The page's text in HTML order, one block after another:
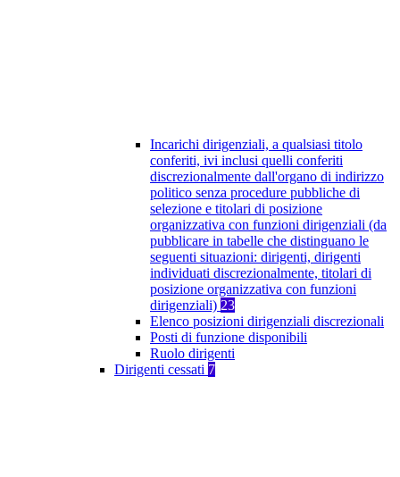
Incarichi dirigenziali, a qualsiasi titolo
conferiti, ivi inclusi quelli conferiti
discrezionalmente dall'organo di indirizzo
politico senza procedure pubbliche di
selezione e titolari di posizione
organizzativa con funzioni dirigenziali (da
pubblicare in tabelle che distinguano le
seguenti situazioni: dirigenti, dirigenti
individuati discrezionalmente, titolari di
posizione organizzativa con funzioni
dirigenziali) 23
Elenco posizioni dirigenziali discrezionali
Posti di funzione disponibili
Ruolo dirigenti
Dirigenti cessati 7